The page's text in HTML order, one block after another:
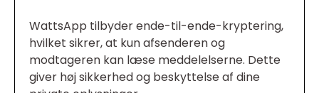
WattsApp tilbyder ende-til-ende-kryptering,
hvilket sikrer, at kun afsenderen og
modtageren kan læse meddelelserne. Dette
giver høj sikkerhed og beskyttelse af dine